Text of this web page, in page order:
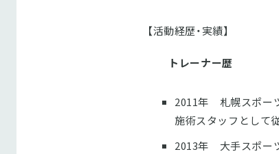
【活動経歴・実績】
トレーナー歴
2011年 札幌スポー
施術スタッフとして
2013年 大手スポー